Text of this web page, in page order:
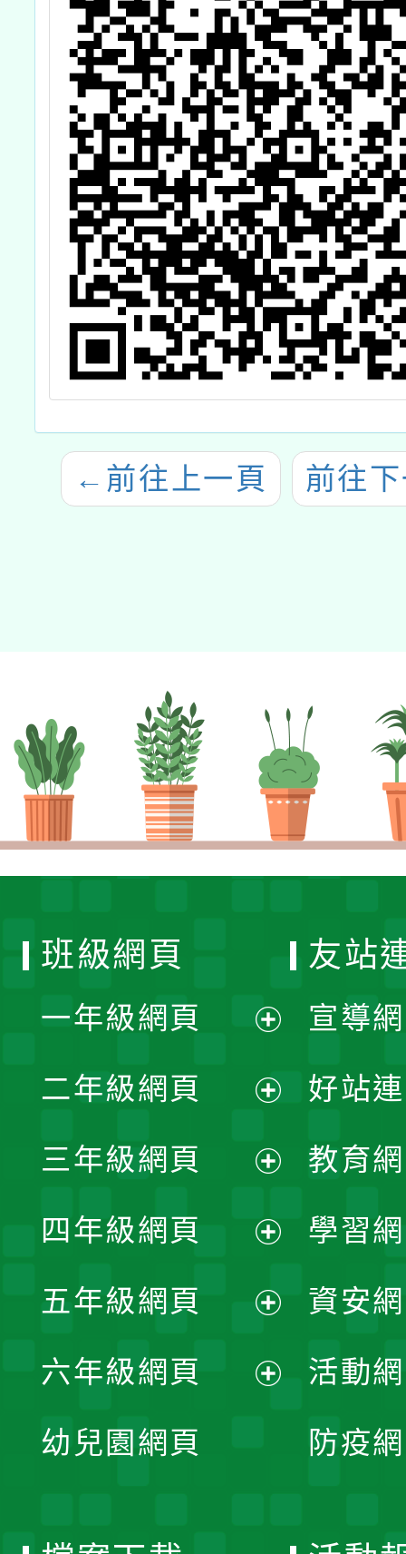
← 前往上一頁 前往
班級網頁
一年級網頁
開
選
單
二年級網頁
開
選
單
三年級網頁
開
選
單
四年級網頁
開
選
五年級網頁
開
六年級網頁
幼兒園網頁
友站
宣導
好站
教育
學習
資安
活動
防疫